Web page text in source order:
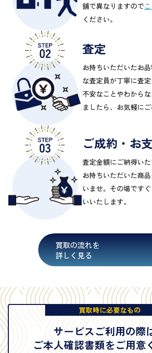
舗で異なりますので
ください。
査定
お持ちいただいたお
な査定員が丁寧に査
不安なことやわから
ましたら、お気軽にご
ご成約・お
査定金額にご納得いた
お持ちいただいた商
いませ。その場です
いいたします。
買取の流れを
詳しく見る
買取時に必要なもの
サービスご利用の際
ご本人確認書類をご用意